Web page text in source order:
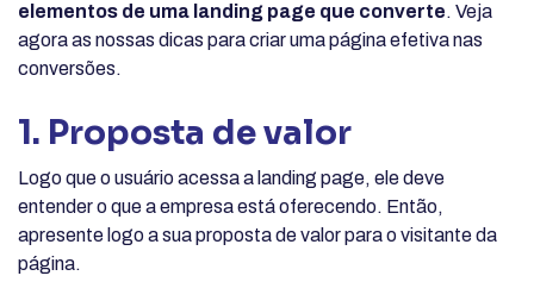
elementos de uma landing page que converte. Veja
agora as nossas dicas para criar uma página efetiva nas
conversões.
1. Proposta de valor
Logo que o usuário acessa a landing page, ele deve
entender o que a empresa está oferecendo. Então,
apresente logo a sua proposta de valor para o visitante da
página.